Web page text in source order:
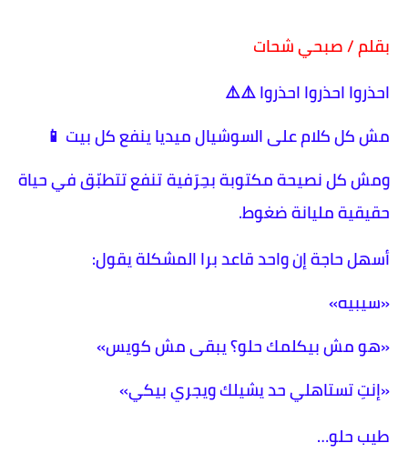
بقلم / صبحي شحات
احذروا احذروا احذروا ⚠️⚠️
مش كل كلام على السوشيال ميديا ينفع كل بيت 📱
ومش كل نصيحة مكتوبة بحِرَفية تنفع تتطبّق في حياة
حقيقية مليانة ضغوط.
أسهل حاجة إن واحد قاعد برا المشكلة يقول:
«سيبيه»
«هو مش بيكلمك حلو؟ يبقى مش كويس»
«إنتِ تستاهلي حد يشيلك ويجري بيكي»
طيب حلو…